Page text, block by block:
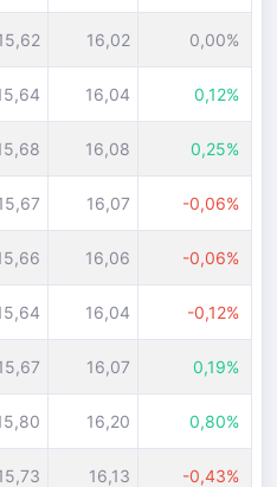
16,02 0,00%
16,04 0,12%
16,08 0,25%
16,07 -0,06%
16,06 -0,06%
16,04 -0,12%
16,07 0,19%
16,20 0,80%
16,13 -0,43%